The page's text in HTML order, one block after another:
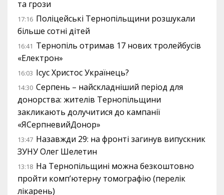
та грози
17:16 Поліцейські Тернопільщини розшукали
більше сотні дітей
16:41 Тернопіль отримав 17 нових тролейбусів
«Електрон»
16:03 Ісус Христос Українець?
14:30 Серпень – найскладніший період для
донорства: жителів Тернопільщини
закликають долучитися до кампанії
«ЯСерпневийДонор»
13:47 Назавжди 29: на фронті загинув випускник
ЗУНУ Олег Шелетин
13:18 На Тернопільщині можна безкоштовно
пройти комп’ютерну томографію (перелік
лікарень)